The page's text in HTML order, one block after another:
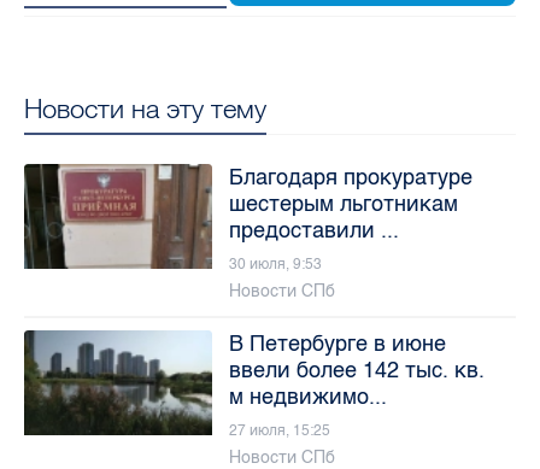
Новости на эту тему
Благодаря прокуратуре
шестерым льготникам
предоставили ...
30 июля, 9:53
Новости СПб
В Петербурге в июне
ввели более 142 тыс. кв.
м недвижимо...
27 июля, 15:25
Новости СПб